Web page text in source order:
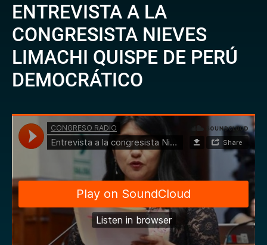
ENTREVISTA A LA
CONGRESISTA NIEVES
LIMACHI QUISPE DE PERÚ
DEMOCRÁTICO